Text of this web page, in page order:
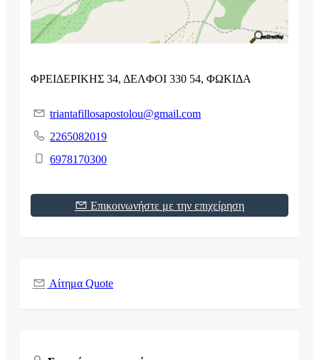
ΦΡΕΙΔΕΡΙΚΗΣ 34, ΔΕΛΦΟΙ 330 54, ΦΩΚΙΔΑ
triantafillosapostolou@gmail.com
2265082019
6978170300
Επικοινωνήστε με την επιχείρηση
Αίτημα Quote